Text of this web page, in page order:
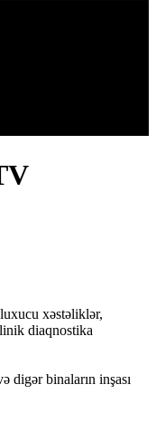
xəstəliklər,
diaqnostika
digər binaların inşası